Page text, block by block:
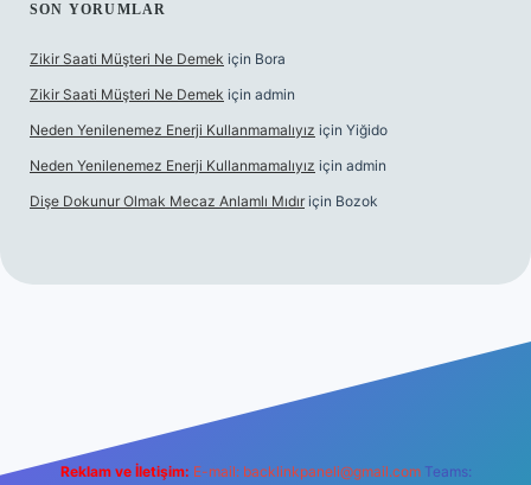
SON YORUMLAR
Zikir Saati Müşteri Ne Demek için Bora
Zikir Saati Müşteri Ne Demek için admin
Neden Yenilenemez Enerji Kullanmamalıyız için Yiğido
Neden Yenilenemez Enerji Kullanmamalıyız için admin
Dişe Dokunur Olmak Mecaz Anlamlı Mıdır için Bozok
Reklam ve İletişim: E-mail: backlinkpaneli@gmail.com Teams: